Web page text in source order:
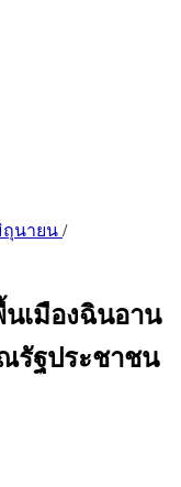
ถุนายน /
เมืองฉินอาน
รัฐประชาชน